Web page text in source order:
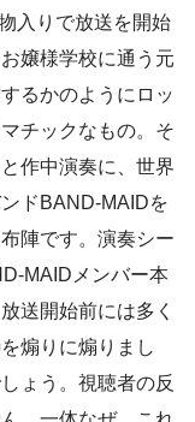
入りで放送を開始
嬢様学校に通う元
るかのようにロッ
チックなもの。そ
作中演奏に、世界
ドBAND-MAIDを
陣です。演奏シー
MAIDメンバー本
送開始前には多く
煽りに煽りまし
ょう。視聴者の反